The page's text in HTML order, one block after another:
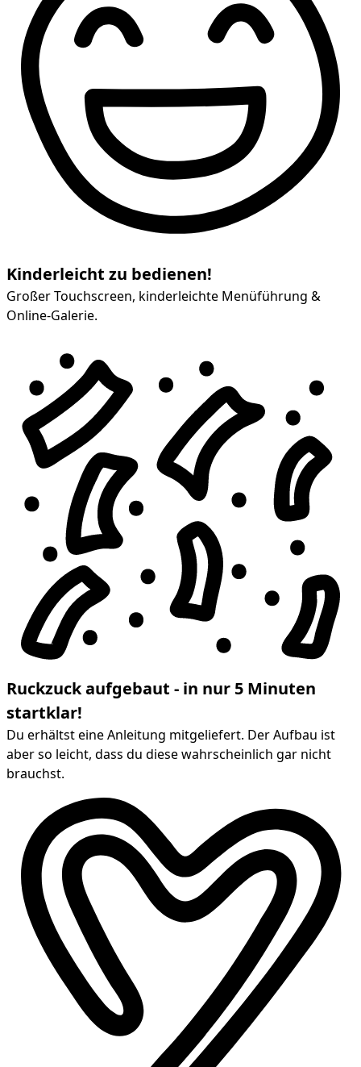
Kinderleicht zu bedienen!
Großer Touchscreen, kinderleichte Menüführung &
Online-Galerie.
Ruckzuck aufgebaut - in nur 5 Minuten
startklar!
Du erhältst eine Anleitung mitgeliefert. Der Aufbau ist
aber so leicht, dass du diese wahrscheinlich gar nicht
brauchst.